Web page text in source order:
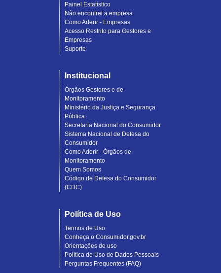
Painel Estatístico
Não encontrei a empresa
Como Aderir - Empresas
Acesso Restrito para Gestores e
Empresas
Suporte
Institucional
Órgãos Gestores e de
Monitoramento
Ministério da Justiça e Segurança
Pública
Secretaria Nacional do Consumidor
Sistema Nacional de Defesa do
Consumidor
Como Aderir - Órgãos de
Monitoramento
Quem Somos
Código de Defesa do Consumidor
(CDC)
Política de Uso
Termos de Uso
Conheça o Consumidor.gov.br
Orientações de uso
Política de Uso de Dados Pessoais
Perguntas Frequentes (FAQ)